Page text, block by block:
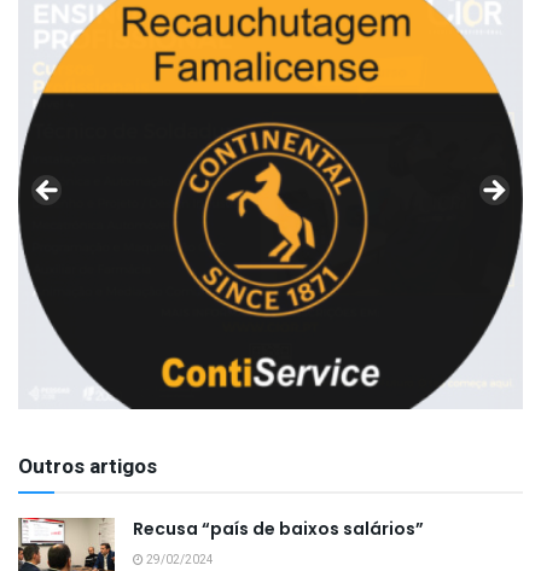
Outros artigos
Recusa “país de baixos salários”
29/02/2024